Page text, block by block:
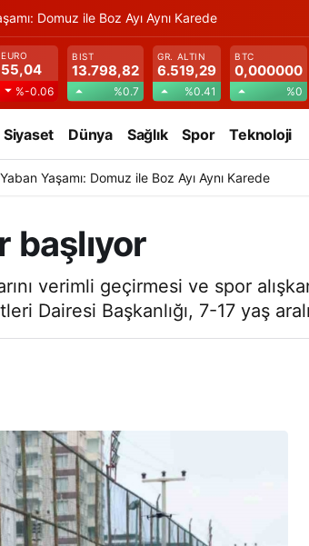
Domuz ile Boz Ayı Aynı Karede
EURO
55,04
%-0.06
BIST
13.798,82
%0.7
GR. ALTIN
6.519,29
%0.41
BTC
0,000000
%0
Siyaset Dünya Sağlık Spor Teknoloji
Yaşamı: Domuz ile Boz Ayı Aynı Karede
başlıyor
verimli geçirmesi ve spor
Dairesi Başkanlığı, 7-17 yaş